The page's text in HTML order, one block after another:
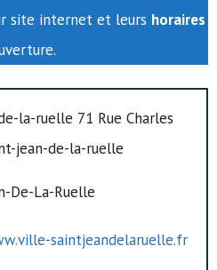
site internet et leurs horaires
la-ruelle 71 Rue Charles
jean-de-la-ruelle
De-La-Ruelle
saintjeandelaruelle.fr